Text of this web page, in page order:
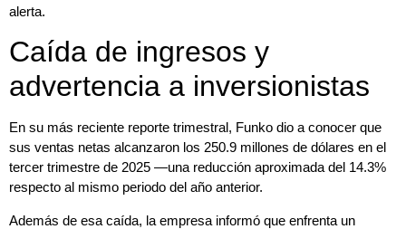
alerta.
Caída de ingresos y
advertencia a inversionistas
En su más reciente reporte trimestral, Funko dio a conocer que
sus ventas netas alcanzaron los 250.9 millones de dólares en el
tercer trimestre de 2025 —una reducción aproximada del 14.3%
respecto al mismo periodo del año anterior.
Además de esa caída, la empresa informó que enfrenta un